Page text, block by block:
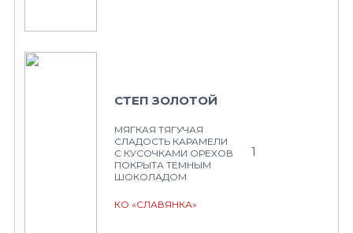
СТЕП ЗОЛОТОЙ
МЯГКАЯ ТЯГУЧАЯ
СЛАДОСТЬ КАРАМЕЛИ
С КУСОЧКАМИ ОРЕХОВ
ПОКРЫТА ТЕМНЫМ
ШОКОЛАДОМ
КО «СЛАВЯНКА»
1